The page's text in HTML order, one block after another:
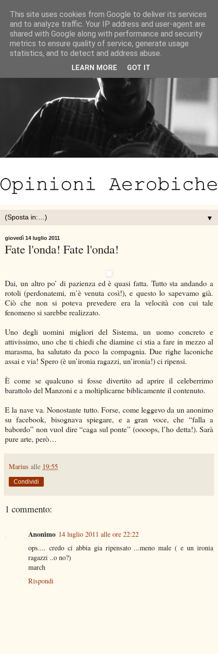
▼
giovedì 14 luglio 2011
Fate l'onda! Fate l'onda!
Dai, un altro po’ di pazienza ed è quasi fatta. Tutto sta andando a
rotoli (perdonatemi, m’è venuta così!), e questo lo sapevamo già.
Ciò che non si poteva prevedere era la velocità con cui tale
fenomeno si sarebbe realizzato.
Uno degli uomini migliori del Sistema, un uomo concreto e
attivissimo, uno che ti chiedi che diamine ci stia a fare in mezzo al
marasma, ha salutato da poco la compagnia. Due righe laconiche
assai e via! Spero (è un’ironia ragazzi, un’ironia!) ci ripensi.
È come se qualcuno si fosse divertito ad aprire il celeberrimo
barattolo del Manzoni e a moltiplicarne biblicamente il contenuto.
E la nave va. Nonostante tutto. Forse, come leggevo da un anonimo
su facebook, bisognava spiegare, e a gran voce, che “falla a
babordo” non vuol dire “caga sul ponte” (oooops, l’ho detta!). Sarà
pure arte, però…
Marius alle 19:55
Condividi
1 commento:
Anonimo 14 luglio 2011 alle ore 22:22
ops.... credo ci abbia gia ripensato ...meno male ( e un ironia
ragazzi ..o no?)
march
Rispondi
This site uses cookies from Google to deliver its services
and to analyze traffic. Your IP address and user-agent are
shared with Google along with performance and security
metrics to ensure quality of service, generate usage
statistics, and to detect and address abuse.
LEARN MORE GOT IT